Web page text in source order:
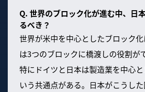
Q. 世界のブロック化が進む中、日
るべき？
世界が米中を中心としたブロック
は3つのブロックに橋渡しの役割が
特にドイツと日本は製造業を中心
いう共通点がある。日本がこうし